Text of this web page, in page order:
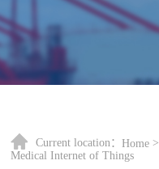
Current location：Home >
Medical Internet of Things